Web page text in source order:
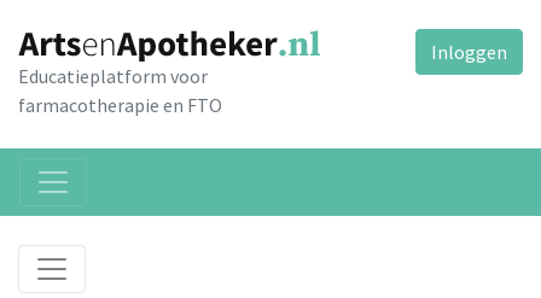
Educatieplatform voor
farmacotherapie en FTO
Inloggen